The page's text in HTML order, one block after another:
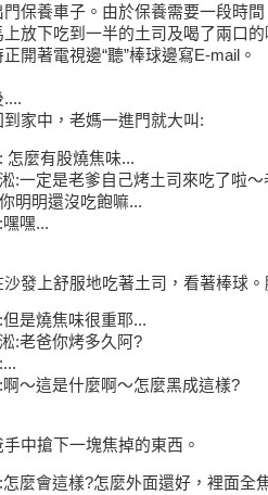
保養車子。由於保養需要一段時
放下吃到一半的土司及喝了兩口
開著電視邊“聽”棒球邊寫E-mail。
....
家中，老媽一進門就大叫:
怎麼有股燒焦味...
:一定是老爹自己烤土司來吃了啦～
明明還沒吃飽嘛...
嘿...
發上舒服地吃著土司，看著棒球
是燒焦味很重耶...
:老爸你烤多久阿?
啊～這是什麼啊～怎麼黑成這樣?
中搶下一塊焦掉的東西。
怎麼會這樣?怎麼外面還好，裡面全